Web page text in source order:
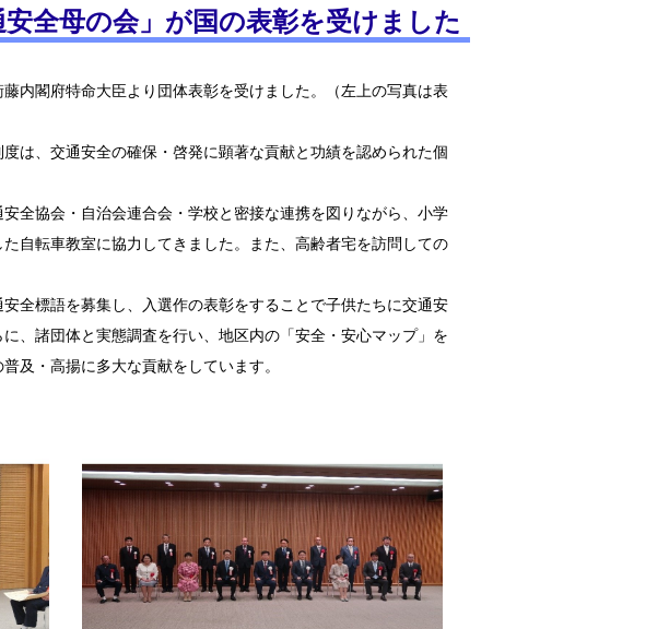
全母の会」が国の表彰を受けました
内閣府特命大臣より団体表彰を受けました。（左上の写真は表
は、交通安全の確保・啓発に顕著な貢献と功績を認められた個
全協会・自治会連合会・学校と密接な連携を図りながら、小学
自転車教室に協力してきました。また、高齢者宅を訪問しての
全標語を募集し、入選作の表彰をすることで子供たちに交通安
、諸団体と実態調査を行い、地区内の「安全・安心マップ」を
及・高揚に多大な貢献をしています。